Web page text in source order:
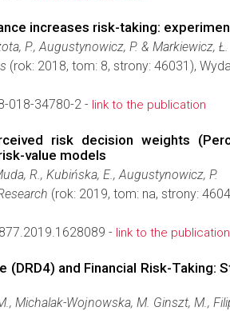
increases risk-taking:
P., Augustynowicz, P. & Markiewicz, Ł.
(rok: 2018, tom: 8, strony: 46031),
018-34780-2 - link to the publication
risk decision weights
value models
R., Kubińska, E., Augustynowicz, P.
(rok: 2019, tom: na, strony:
- link to the publication
(DRD4) and Financial Risk-
Michalak-Wojnowska, M. Ginszt, M.,